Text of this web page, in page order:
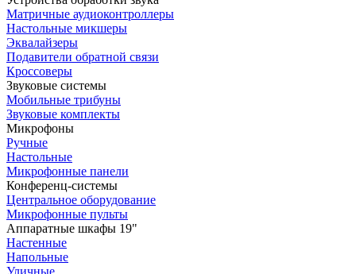
Матричные аудиоконтроллеры
Настольные микшеры
Эквалайзеры
Подавители обратной связи
Кроссоверы
Звуковые системы
Мобильные трибуны
Звуковые комплекты
Микрофоны
Ручные
Настольные
Микрофонные панели
Конференц-системы
Центральное оборудование
Микрофонные пульты
Аппаратные шкафы 19"
Настенные
Напольные
Уличные